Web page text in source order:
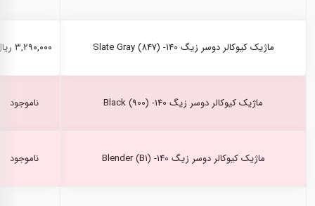
ماژیک کیوکالر دوسر زیگ Slate Gray (847) -140 ۳,۲۹۰,۰۰۰ ریال
ماژیک کیوکالر دوسر زیگ Black (900) -140 ناموجود
ماژیک کیوکالر دوسر زیگ Blender (B1) -140 ناموجود